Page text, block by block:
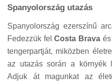
Spanyolország utazás
Spanyolország ezerszínű
Fedezzük felCosta Brava
tengerpartját, miközben
az utazás során a környék
Adjuk át magunkat az